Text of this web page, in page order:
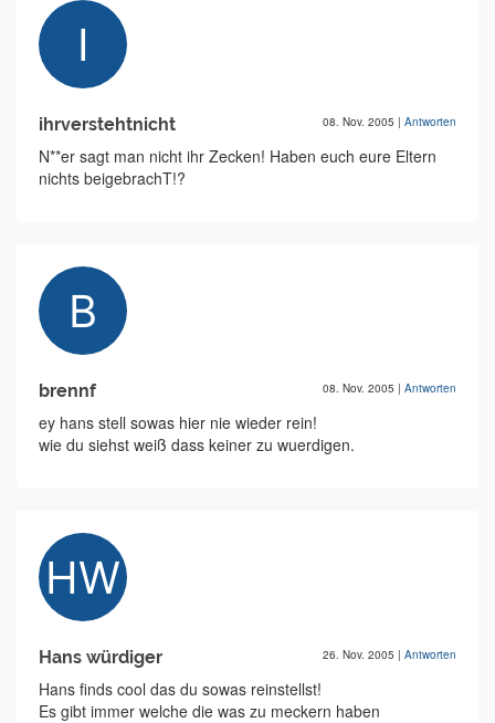
ihrverstehtnicht 08. Nov. 2005 | Antworten
N**er sagt man nicht ihr Zecken! Haben euch eure Eltern
nichts beigebrachT!?
brennf 08. Nov. 2005 | Antworten
ey hans stell sowas hier nie wieder rein!
wie du siehst weiß dass keiner zu wuerdigen.
Hans würdiger 26. Nov. 2005 | Antworten
Hans finds cool das du sowas reinstellst!
Es gibt immer welche die was zu meckern haben